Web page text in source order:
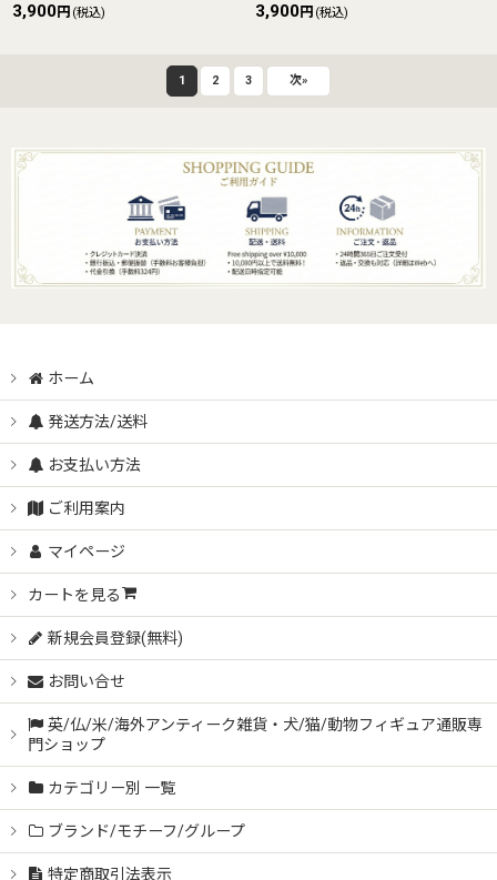
3,900円 (税込) 3,900円 (税込)
1 2 3 次»
ホーム
発送方法/送料
お支払い方法
ご利用案内
マイページ
カートを見る
新規会員登録(無料)
お問い合せ
英/仏/米/海外アンティーク雑貨・犬/猫/動物フィギュア通販専
門ショップ
カテゴリー別 一覧
ブランド/モチーフ/グループ
特定商取引法表示